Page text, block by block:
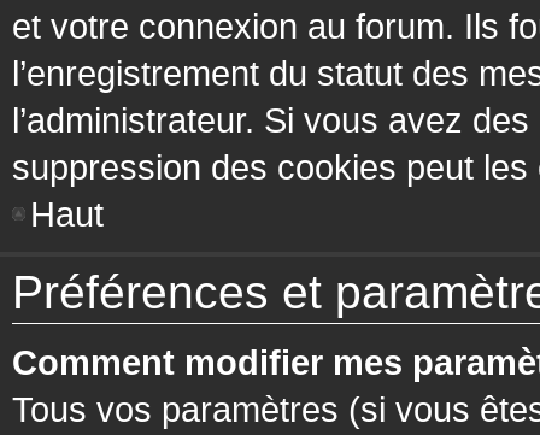
et votre connexion au forum. Ils
l’enregistrement du statut des
l’administrateur. Si vous avez
suppression des cookies peut les
Haut
Préférences et
Comment modifier mes
Tous vos paramètres (si vous